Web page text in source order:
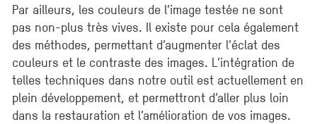
Par ailleurs, les couleurs de l’image testée ne sont
pas non-plus très vives. Il existe pour cela également
des méthodes, permettant d’augmenter l’éclat des
couleurs et le contraste des images. L’intégration de
telles techniques dans notre outil est actuellement en
plein développement, et permettront d’aller plus loin
dans la restauration et l’amélioration de vos images.